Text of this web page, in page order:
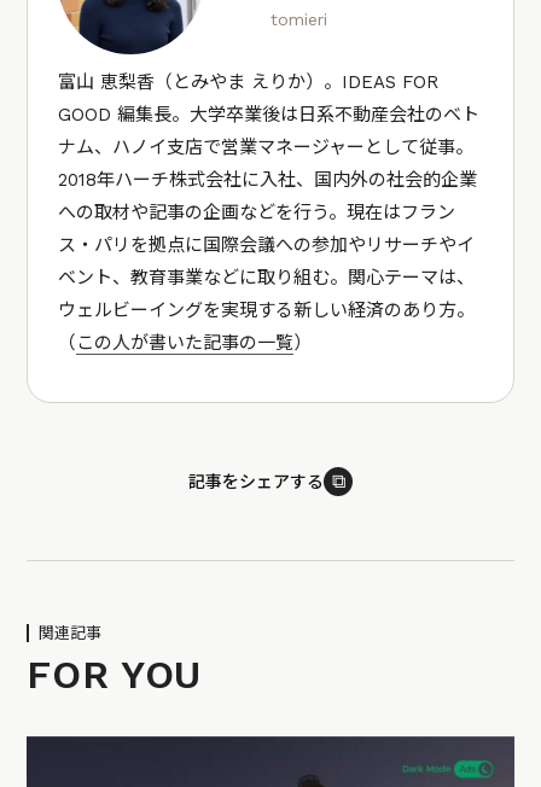
tomieri
富山 恵梨香（とみやま えりか）。IDEAS FOR
GOOD 編集長。大学卒業後は日系不動産会社のベト
ナム、ハノイ支店で営業マネージャーとして従事。
2018年ハーチ株式会社に入社、国内外の社会的企業
への取材や記事の企画などを行う。現在はフラン
ス・パリを拠点に国際会議への参加やリサーチやイ
ベント、教育事業などに取り組む。関心テーマは、
ウェルビーイングを実現する新しい経済のあり方。
（この人が書いた記事の一覧）
記事をシェアする ⧉
関連記事
FOR YOU